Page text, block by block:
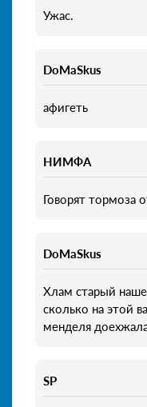
Ужас.
DoMaSkus
афигеть
НИМФА
Говорят тормоза
DoMaSkus
Хлам старый
сколько на этой
менделя
SP